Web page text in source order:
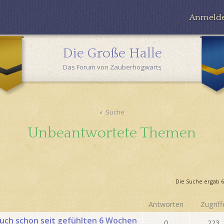
Die Große Halle
Das Forum von Zauberhogwarts
Suche
Unbeantwortete Themen
Die Suche ergab
Antworten
schon seit gefühlten 6 Wochen